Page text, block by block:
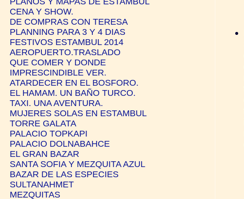
CENA Y SHOW.
DE COMPRAS CON TERESA
PLANNING PARA 3 Y 4 DIAS
FESTIVOS ESTAMBUL 2014
AEROPUERTO.TRASLADO
QUE COMER Y DONDE
IMPRESCINDIBLE VER.
ATARDECER EN EL BOSFORO.
EL HAMAM. UN BAÑO TURCO.
TAXI. UNA AVENTURA.
MUJERES SOLAS EN ESTAMBUL
TORRE GALATA
PALACIO TOPKAPI
PALACIO DOLNABAHCE
EL GRAN BAZAR
SANTA SOFIA Y MEZQUITA AZUL
BAZAR DE LAS ESPECIES
SULTANAHMET
MEZQUITAS